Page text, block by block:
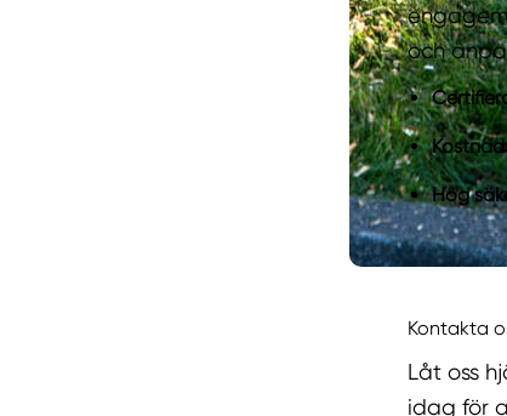
och
Hög
Kontakta
Låt oss
idag för